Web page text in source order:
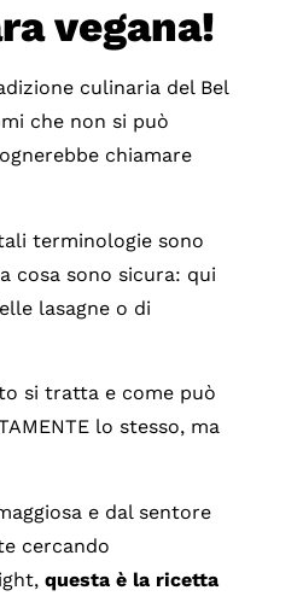
vegana!
culinaria del Bel
che non si può
chiamare
terminologie sono
cosa sono sicura: qui
lasagne o di
si tratta e come può
lo stesso, ma
e dal sentore
cercando
questa è la ricetta